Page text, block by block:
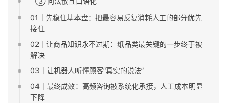
01｜先稳住基本盘：把最容易反复消耗人工的部分优先
接住
02｜让商品知识永不过期：纸品类最关键的一步终于被
解决
03｜让机器人听懂顾客“真实的说法”
04｜最终成效：高频咨询被系统化承接，人工成本明显
下降